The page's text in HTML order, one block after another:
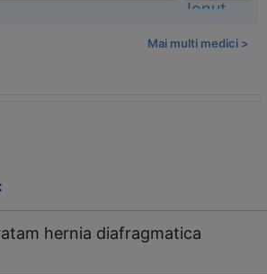
Mai multi medici >
hernia diafragmatica